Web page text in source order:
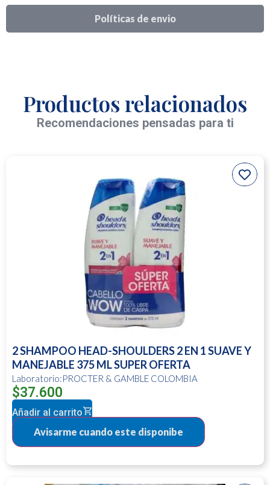
Políticas de envio
Productos relacionados
Recomendaciones pensadas para ti
2 SHAMPOO HEAD-SHOULDERS 2 EN 1 SUAVE Y
MANEJABLE 375 ML SUPER OFERTA
Laboratorio:PROCTER & GAMBLE COLOMBIA
$37.600
Añadir al carrito